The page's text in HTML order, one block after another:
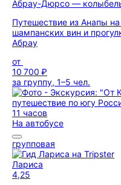
Абрау-Дюрсо —
Путешествие из Анапы
шампанских вин и
Абрау
от
10 700 ₽
за группу, 1–5 чел.
11 часов
На автобусе
групповая
Лариса
4,25